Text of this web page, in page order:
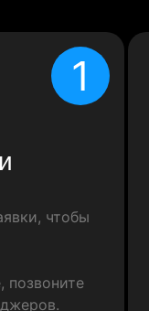
1
чтобы
позвоните